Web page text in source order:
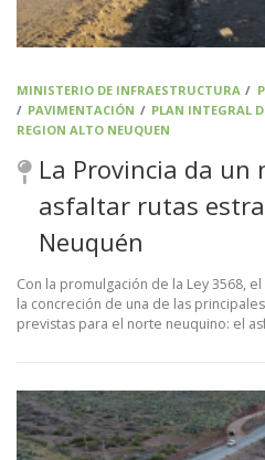
MINISTERIO DE INFRAESTRUCTURA /
/ PAVIMENTACIÓN / PLAN INTEGRAL
REGION ALTO NEUQUEN
La Provincia da un
asfaltar rutas
Neuquén
Con la promulgación de la Ley 3568,
la concreción de una de las
previstas para el norte neuquino: el